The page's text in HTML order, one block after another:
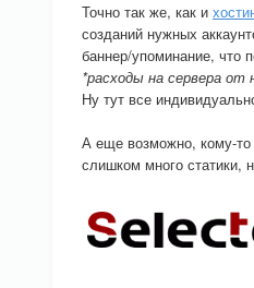
Точно так же, как и
созданий нужных
баннер/упоминание, что
*расходы на сервера
Ну тут все
А еще возможно, кому-то
слишком много статики,